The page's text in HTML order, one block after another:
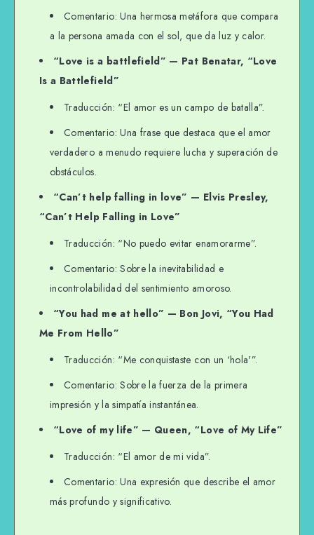
Comentario: Una hermosa metáfora que compara
a la persona amada con el sol, que da luz y calor.
“Love is a battlefield” — Pat Benatar, “Love
Is a Battlefield”
Traducción: “El amor es un campo de batalla”.
Comentario: Una frase que destaca que el amor
verdadero a menudo requiere lucha y superación de
obstáculos.
“Can’t help falling in love” — Elvis Presley,
“Can’t Help Falling in Love”
Traducción: “No puedo evitar enamorarme”.
Comentario: Sobre la inevitabilidad e
incontrolabilidad del sentimiento amoroso.
“You had me at hello” — Bon Jovi, “You Had
Me From Hello”
Traducción: “Me conquistaste con un ‘hola'”.
Comentario: Sobre la fuerza de la primera
impresión y la simpatía instantánea.
“Love of my life” — Queen, “Love of My Life”
Traducción: “El amor de mi vida”.
Comentario: Una expresión que describe el amor
más profundo y significativo.